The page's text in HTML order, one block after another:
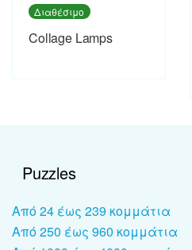
Διαθέσιμο
Collage Lamps
Puzzles
Από 24 έως 239 κομμάτια
Από 250 έως 960 κομμάτια